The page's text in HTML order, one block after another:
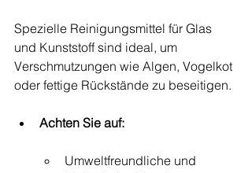
Spezielle Reinigungsmittel für Glas
und Kunststoff sind ideal, um
Verschmutzungen wie Algen, Vogelkot
oder fettige Rückstände zu beseitigen.
Achten Sie auf:
Umweltfreundliche und